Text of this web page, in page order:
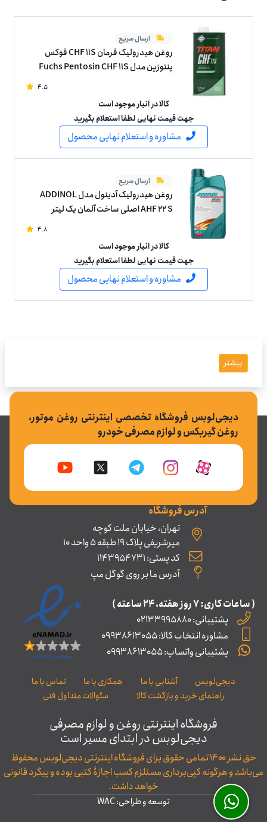
ارسال سریع
روغن هیدرولیک فرمان CHF 11S فوکس
پنتوزین مدل Fuchs Pentosin CHF 11S
4.5
کالا در انبار موجود است
جهت قیمت نهایی لطفا استعلام بگیرید
مشاوره و استعلام نهایی محصول
ارسال سریع
روغن هیدرولیک آدینول مدل ADDINOL
AHF 22 S اصلی ساخت آلمان یک لیتر
4.8
کالا در انبار موجود است
جهت قیمت نهایی لطفا استعلام بگیرید
مشاوره و استعلام نهایی محصول
بیشتر
دیجی‌لوبس فروشگاه تخصصی اینترنتی روغن موتور،
روغن گیربکس و لوازم مصرفی خودرو
آدرس فروشگاه
تهران، خیابان ملت کوچه
میرشریفی پلاک 19 طبقه 5 واحد 10
کد پستی: 1143954731
آدرس ما بر روی گوگل مپ
( ساعات کاری: ۷ روز ﻫﻔﺘﻪ، ۲۴ ﺳﺎﻋﺘﻪ )
پشتیبانی: 02133995880
مشاوره انتخاب کالا: 09938613055
پشتیبانی واتساپ: 09938613055
دیجی‌لوبس آشنایی با ما همکاری با ما
تماس با ما
راهنمای خرید و بازگشت کالا
سئوالات متداول فنی
فروشگاه اینترنتی روغن و لوازم مصرفی
دیجی‌لوبس در ابتدای مسیر است
حق نشر ۱۴۰۰ تمامی حقوق برای فروشگاه اینترنتی دیجی‌لوبس محفوظ
می‌باشد و هرگونه کپی‌برداری مستلزم کسب اجازۀ کتبی بوده و پیگرد قانونی
خواهد داشت.
توسعه و طراحی: WAC